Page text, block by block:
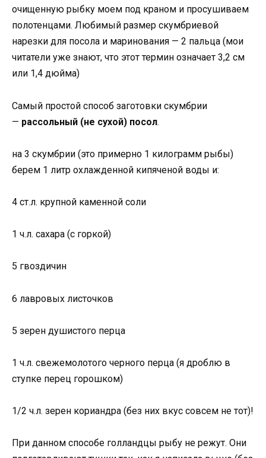
очищенную рыбку моем под краном и просушиваем
полотенцами. Любимый размер скумбриевой
нарезки для посола и маринования — 2 пальца (мои
читатели уже знают, что этот термин означает 3,2 см
или 1,4 дюйма)
Самый простой способ заготовки скумбрии
— рассольный (не сухой) посол.
на 3 скумбрии (это примерно 1 килограмм рыбы)
берем 1 литр охлажденной кипяченой воды и:
4 ст.л. крупной каменной соли
1 ч.л. сахара (с горкой)
5 гвоздичин
6 лавровых листочков
5 зерен душистого перца
1 ч.л. свежемолотого черного перца (я дроблю в
ступке перец горошком)
1/2 ч.л. зерен кориандра (без них вкус совсем не тот)!
При данном способе голландцы рыбу не режут. Они